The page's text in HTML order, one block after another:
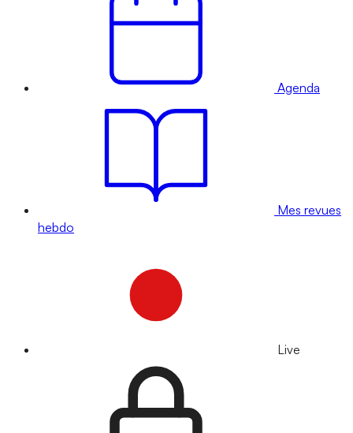
Agenda
Mes revues
hebdo
Live